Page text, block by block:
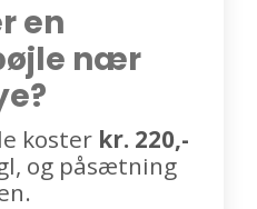
en
nær
koster kr. 220,-
og påsætning